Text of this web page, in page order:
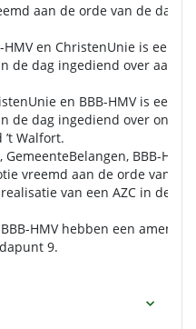
aan de orde van de dag
en ChristenUnie is een
de dag ingediend over aan
en BBB-HMV is een
de dag ingediend over
Walfort.
BBB-HMV
vreemd aan de orde van de
van een AZC in de
HMV hebben een
9.